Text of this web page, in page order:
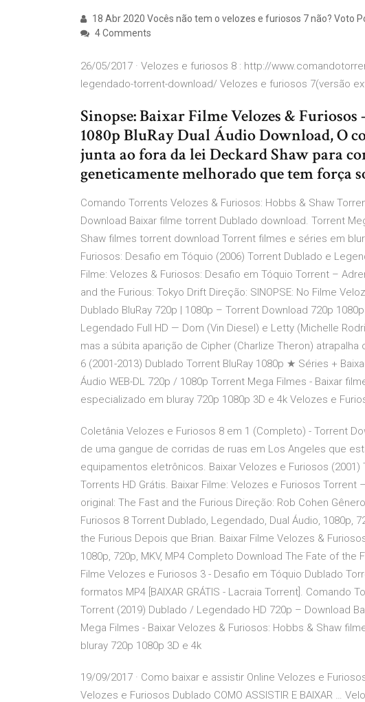
18 Abr 2020 Vocês não tem o velozes e furiosos 7 não? Voto
4 Comments
26/05/2017 · Velozes e furiosos 8 : http://
legendado-torrent-download/ Velozes e furiosos 7(versão
Sinopse: Baixar Filme Velozes &
1080p BluRay Dual Áudio Download, O
junta ao fora da lei Deckard Shaw para
geneticamente melhorado que tem força
Comando Torrents Velozes & Furiosos: Hobbs & Shaw
Download Baixar filme torrent Dublado download. Torrent
Shaw filmes torrent download Torrent filmes e séries em
Furiosos: Desafio em Tóquio (2006) Torrent Dublado e
Filme: Velozes & Furiosos: Desafio em Tóquio Torrent –
and the Furious: Tokyo Drift Direção: SINOPSE: No Filme
Dublado BluRay 720p | 1080p – Torrent Download 720p
Legendado Full HD — Dom (Vin Diesel) e Letty (Michelle
mas a súbita aparição de Cipher (Charlize Theron)
6 (2001-2013) Dublado Torrent BluRay 1080p ★ Séries +
Áudio WEB-DL 720p / 1080p Torrent Mega Filmes - Baixar
especializado em bluray 720p 1080p 3D e 4k Velozes e
Coletânia Velozes e Furiosos 8 em 1 (Completo) - Torrent
de uma gangue de corridas de ruas em Los Angeles que
equipamentos eletrônicos. Baixar Velozes e Furiosos
Torrents HD Grátis. Baixar Filme: Velozes e Furiosos
original: The Fast and the Furious Direção: Rob Cohen
Furiosos 8 Torrent Dublado, Legendado, Dual Áudio, 1080p,
the Furious Depois que Brian. Baixar Filme Velozes &
1080p, 720p, MKV, MP4 Completo Download The Fate of the
Filme Velozes e Furiosos 3 - Desafio em Tóquio Dublado
formatos MP4 [BAIXAR GRÁTIS - Lacraia Torrent]. Comando
Torrent (2019) Dublado / Legendado HD 720p – Download
Mega Filmes - Baixar Velozes & Furiosos: Hobbs & Shaw
bluray 720p 1080p 3D e 4k
19/09/2017 · Como baixar e assistir Online Velozes e
Velozes e Furiosos Dublado COMO ASSISTIR E BAIXAR …